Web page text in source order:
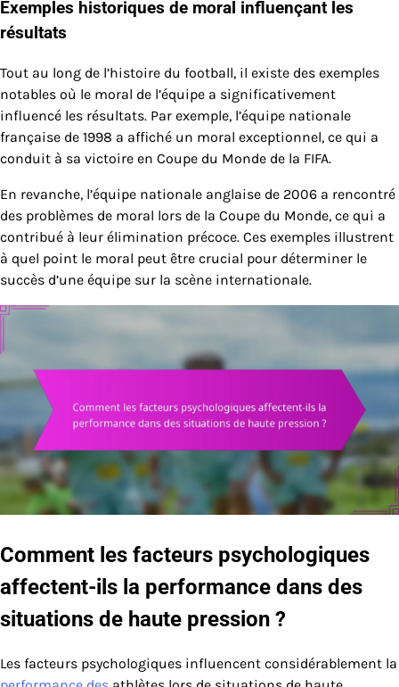
Exemples historiques de moral influençant les
résultats
Tout au long de l’histoire du football, il existe des exemples
notables où le moral de l’équipe a significativement
influencé les résultats. Par exemple, l’équipe nationale
française de 1998 a affiché un moral exceptionnel, ce qui a
conduit à sa victoire en Coupe du Monde de la FIFA.
En revanche, l’équipe nationale anglaise de 2006 a rencontré
des problèmes de moral lors de la Coupe du Monde, ce qui a
contribué à leur élimination précoce. Ces exemples illustrent
à quel point le moral peut être crucial pour déterminer le
succès d’une équipe sur la scène internationale.
Comment les facteurs psychologiques
affectent-ils la performance dans des
situations de haute pression ?
Les facteurs psychologiques influencent considérablement la